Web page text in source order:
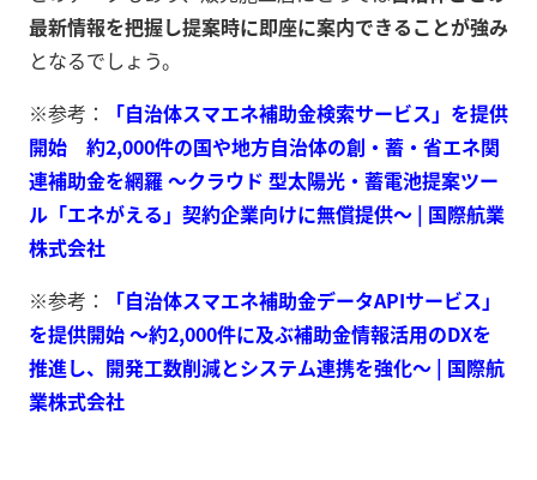
最新情報を把握し提案時に即座に案内できることが強み
となるでしょう。
※参考：
「自治体スマエネ補助金検索サービス」を提供
開始 約2,000件の国や地方自治体の創・蓄・省エネ関
連補助金を網羅 ～クラウド 型太陽光・蓄電池提案ツー
ル「エネがえる」契約企業向けに無償提供～ | 国際航業
株式会社
※参考：
「自治体スマエネ補助金データAPIサービス」
を提供開始 ～約2,000件に及ぶ補助金情報活用のDXを
推進し、開発工数削減とシステム連携を強化～ | 国際航
業株式会社